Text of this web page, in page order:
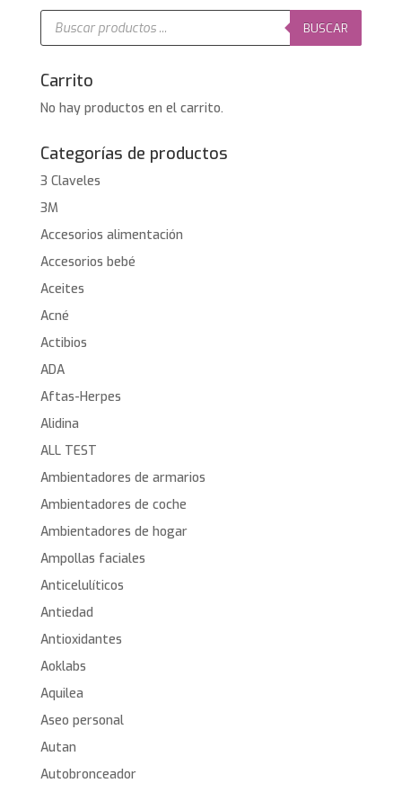
Búsqueda
productos
BUSCAR
Carrito
No hay productos en el carrito.
Categorías de productos
3 Claveles
3M
Accesorios alimentación
Accesorios bebé
Aceites
Acné
Actibios
ADA
Aftas-Herpes
Alidina
ALL TEST
Ambientadores de armarios
Ambientadores de coche
Ambientadores de hogar
Ampollas faciales
Anticelulíticos
Antiedad
Antioxidantes
Aoklabs
Aquilea
Aseo personal
Autan
Autobronceador